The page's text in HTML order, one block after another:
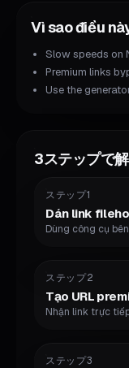
Vì sao điều
Slow speeds on
Premium links
Use the
3ステップで
ステップ1
Dán link
Dùng công cụ
ステップ2
Tạo URL
Nhận link trực
ステップ3